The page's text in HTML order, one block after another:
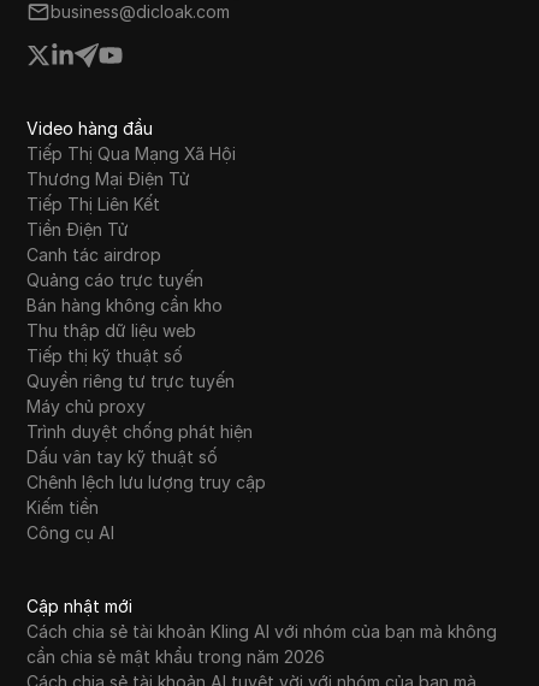
business@dicloak.com
Video hàng đầu
Tiếp Thị Qua Mạng Xã Hội
Thương Mại Điện Tử
Tiếp Thị Liên Kết
Tiền Điện Tử
Canh tác airdrop
Quảng cáo trực tuyến
Bán hàng không cần kho
Thu thập dữ liệu web
Tiếp thị kỹ thuật số
Quyền riêng tư trực tuyến
Máy chủ proxy
Trình duyệt chống phát hiện
Dấu vân tay kỹ thuật số
Chênh lệch lưu lượng truy cập
Kiếm tiền
Công cụ AI
Cập nhật mới
Cách chia sẻ tài khoản Kling AI với nhóm của bạn mà không
cần chia sẻ mật khẩu trong năm 2026